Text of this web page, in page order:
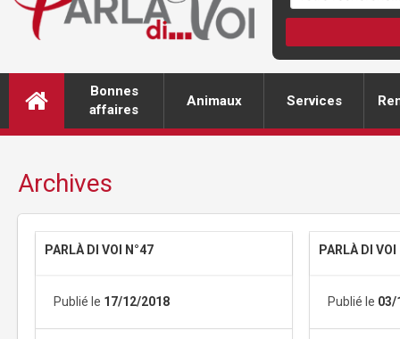
Bonnes
affaires
Animaux Services
Archives
PARLÀ DI VOI N°47
Publié le 17/12/2018
PARLÀ DI VOI
Publié le 03/